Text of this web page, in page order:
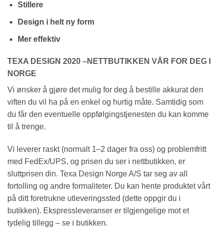
Stillere
Design i helt ny form
Mer effektiv
TEXA DESIGN 2020 –NETTBUTIKKEN VÅR FOR DEG I
NORGE
Vi ønsker å gjøre det mulig for deg å bestille akkurat den
viften du vil ha på en enkel og hurtig måte. Samtidig som
du får den eventuelle oppfølgingstjenesten du kan komme
til å trenge.
Vi leverer raskt (normalt 1–2 dager fra oss) og problemfritt
med FedEx/UPS, og prisen du ser i nettbutikken, er
sluttprisen din. Texa Design Norge A/S tar seg av all
fortolling og andre formaliteter. Du kan hente produktet vårt
på ditt foretrukne utleveringssted (dette oppgir du i
butikken). Ekspressleveranser er tilgjengelige mot et
tydelig tillegg – se i butikken.